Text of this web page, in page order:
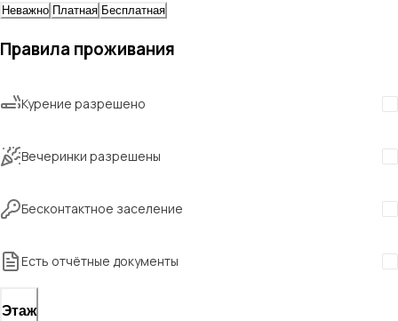
Неважно Платная Бесплатная
Правила проживания
Курение разрешено
Вечеринки разрешены
Бесконтактное заселение
Есть отчётные документы
Этаж